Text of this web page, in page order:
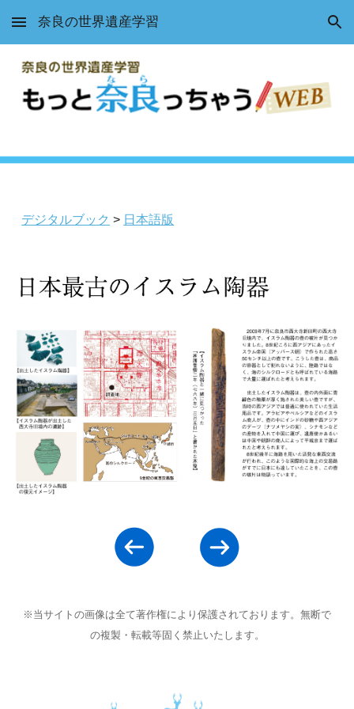
Skip to main content Skip to navigation
奈良の世界遺産学習
デジタルブック > 日本語版
※当サイトの画像は全て著作権により保護されております。無断で
の複製・転載等固く禁止いたします。